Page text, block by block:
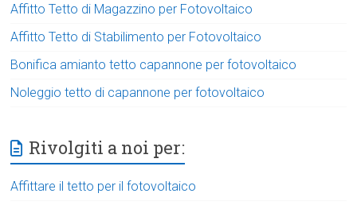
Affitto Tetto di Magazzino per Fotovoltaico
Affitto Tetto di Stabilimento per Fotovoltaico
Bonifica amianto tetto capannone per fotovoltaico
Noleggio tetto di capannone per fotovoltaico
Rivolgiti a noi per:
Affittare il tetto per il fotovoltaico